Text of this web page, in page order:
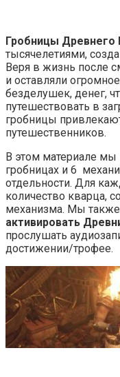
Гробницы Древнего
тысячелетиями,
Веря в жизнь после
и оставляли
безделушек, денег,
путешествовать в
гробницы
путешественников.
В этом материале
гробницах и 6
отдельности. Для
количество кварца,
механизма. Мы
активировать
прослушать
достижении/трофее.